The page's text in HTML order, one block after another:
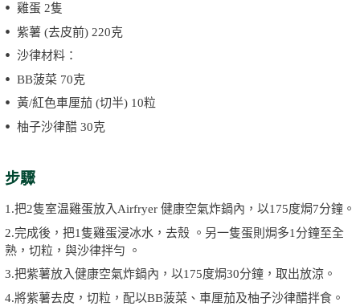
雞蛋 2隻
紫薯 (去皮前) 220克
沙律材料：
BB菠菜 70克
黃/紅色車厘茄 (切半) 10粒
柚子沙律醋 30克
步驟
1.把2隻室温雞蛋放入Airfryer 健康空氣炸鍋內，以175度焗7分鐘。
2.完成後，把1隻雞蛋浸冰水，去殼 。另一隻蛋則焗多1分鐘至全
熟，切粒，與沙律拌勻 。
3.把紫薯放入健康空氣炸鍋內，以175度焗30分鐘，取出放涼。
4.將紫薯去皮，切粒，配以BB菠菜、車厘茄及柚子沙律醋拌食。